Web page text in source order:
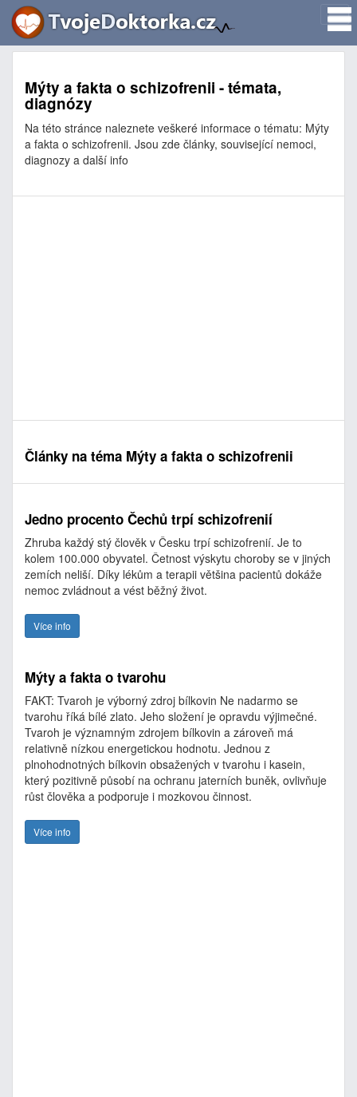
Mýty a fakta o schizofrenii - témata,
diagnózy
Na této stránce naleznete veškeré informace o tématu: Mýty
a fakta o schizofrenii. Jsou zde články, související nemoci,
diagnozy a další info
Články na téma Mýty a fakta o schizofrenii
Jedno procento Čechů trpí schizofrenií
Zhruba každý stý člověk v Česku trpí schizofrenií. Je to
kolem 100.000 obyvatel. Četnost výskytu choroby se v jiných
zemích neliší. Díky lékům a terapii většina pacientů dokáže
nemoc zvládnout a vést běžný život.
Více info
Mýty a fakta o tvarohu
FAKT: Tvaroh je výborný zdroj bílkovin Ne nadarmo se
tvarohu říká bílé zlato. Jeho složení je opravdu výjimečné.
Tvaroh je významným zdrojem bílkovin a zároveň má
relativně nízkou energetickou hodnotu. Jednou z
plnohodnotných bílkovin obsažených v tvarohu i kasein,
který pozitivně působí na ochranu jaterních buněk, ovlivňuje
růst člověka a podporuje i mozkovou činnost.
Více info